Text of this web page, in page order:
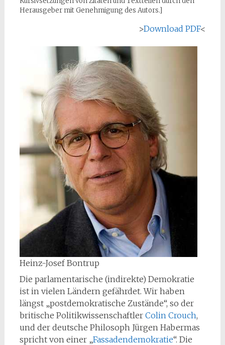
Herausgeber mit Genehmigung des Autors.]
>Download PDF<
Heinz-Josef Bontrup
Die parlamentarische (indirekte) Demokratie
ist in vielen Ländern gefährdet. Wir haben
längst „postdemokratische Zustände“, so der
britische Politikwissenschaftler Colin Crouch,
und der deutsche Philosoph Jürgen Habermas
spricht von einer „Fassadendemokratie“. Die